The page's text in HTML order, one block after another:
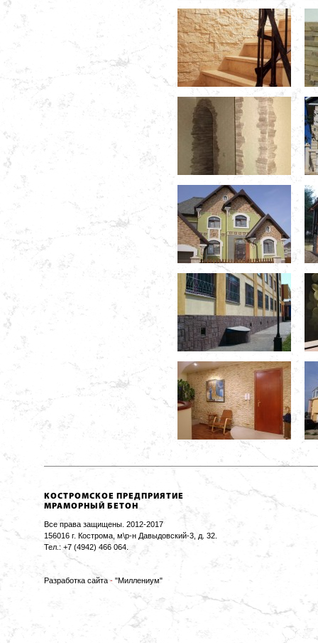
КОСТРОМСКОЕ ПРЕДПРИЯТИЕ
МРАМОРНЫЙ БЕТОН
Все права защищены. 2012-2017
156016 г. Кострома, м\р-н Давыдовский-3, д. 32.
Тел.: +7 (4942) 466 064.
Разработка сайта - "Миллениум"